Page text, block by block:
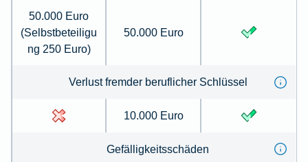
50.000 Euro
(Selbstbeteiligu
ng 250 Euro)
50.000 Euro
Verlust fremder beruflicher Schlüssel
10.000 Euro
Gefälligkeitsschäden